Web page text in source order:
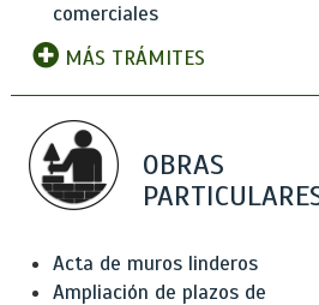
comerciales
MÁS TRÁMITES
OBRAS
Acta de muros linderos
Ampliación de plazos de